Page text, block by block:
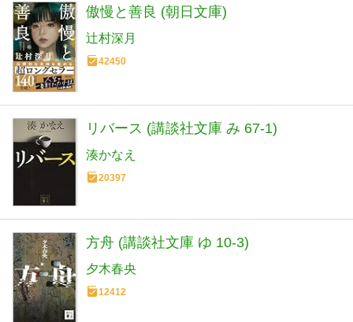
傲慢と善良 (朝日文庫)
辻村深月
42450
リバース (講談社文庫 み 67-1)
湊かなえ
20397
方舟 (講談社文庫 ゆ 10-3)
夕木春央
12412